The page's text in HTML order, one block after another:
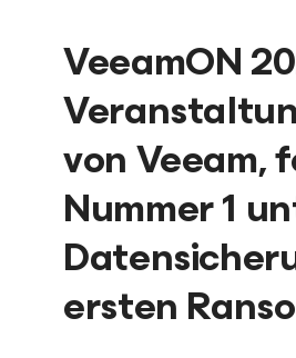
VeeamON
von Veeam,
Nummer 1
ersten